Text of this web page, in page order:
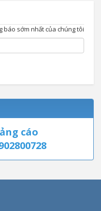
báo sớm nhất của chúng tôi
cáo